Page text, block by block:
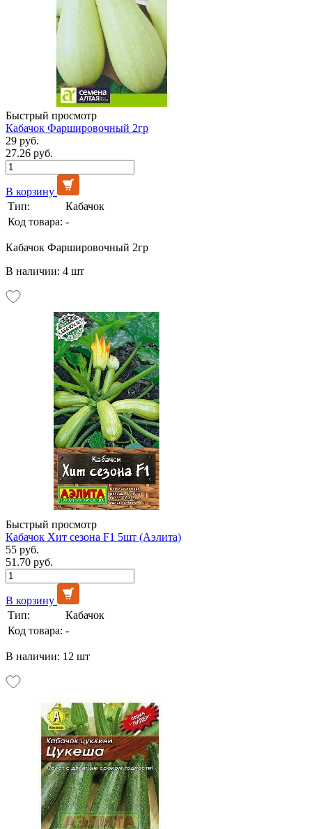
Быстрый просмотр
Кабачок Фаршировочный 2гр
29 руб.
27.26 руб.
В корзину
Тип:
Кабачок
Код товара: -
Кабачок Фаршировочный 2гр
В наличии: 4 шт
Быстрый просмотр
Кабачок Хит сезона F1 5шт (Аэлита)
55 руб.
51.70 руб.
В корзину
Тип:
Кабачок
Код товара: -
В наличии: 12 шт